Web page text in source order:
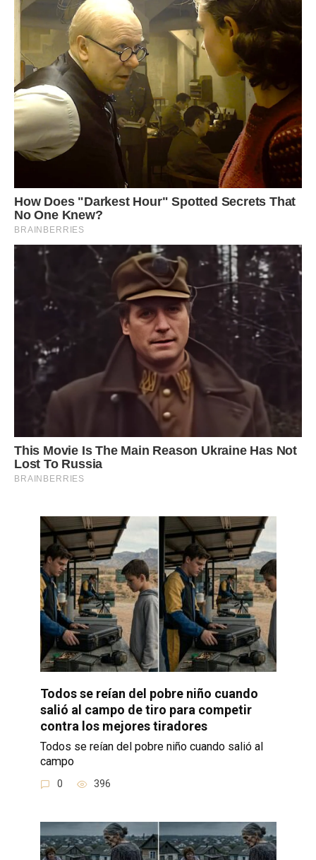
Todos se reían del pobre niño cuando
salió al campo de tiro para competir
contra los mejores tiradores
Todos se reían del pobre niño cuando salió al
campo
0 396